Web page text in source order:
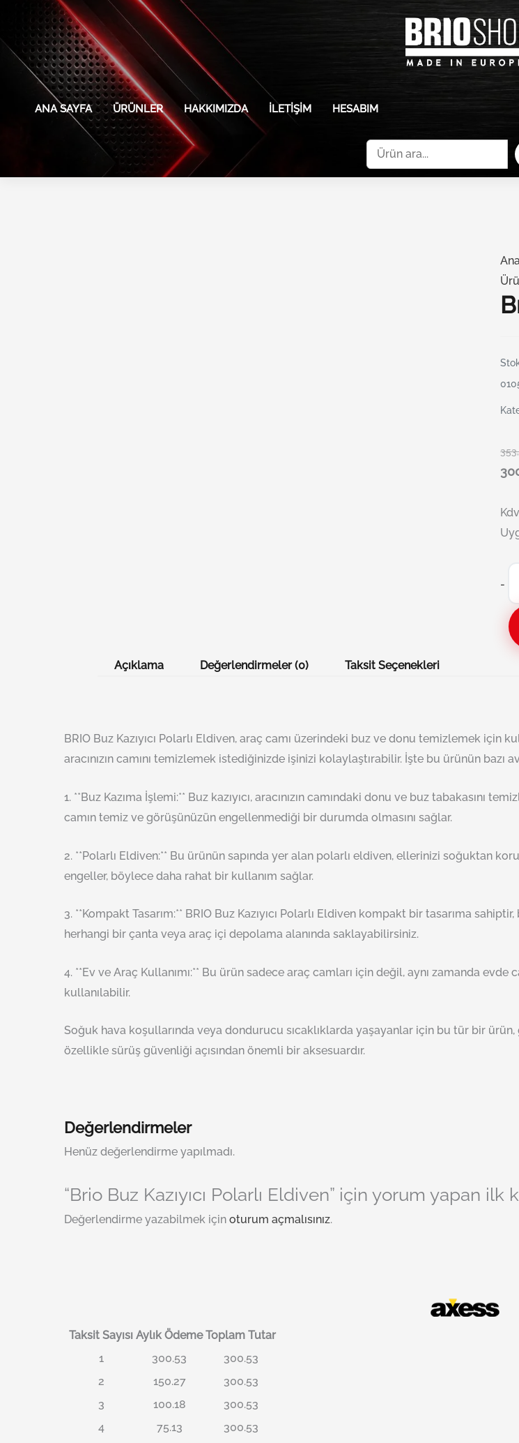
ANA SAYFA ÜRÜNLER HAKKIMIZDA İLETIŞIM HESABIM
Ara
-
Açıklama Değerlendirmeler (0) Taksit Seçenekleri
BRIO Buz Kazıyıcı Polarlı Eldiven, araç camı üzerindeki buz ve donu temizlemek
aracınızın camını temizlemek istediğinizde işinizi kolaylaştırabilir. İşte bu ürünün bazı
1. **Buz Kazıma İşlemi:** Buz kazıyıcı, aracınızın camındaki donu ve buz tabakasını
camın temiz ve görüşünüzün engellenmediği bir durumda olmasını sağlar.
2. **Polarlı Eldiven:** Bu ürünün sapında yer alan polarlı eldiven, ellerinizi soğuktan
engeller, böylece daha rahat bir kullanım sağlar.
3. **Kompakt Tasarım:** BRIO Buz Kazıyıcı Polarlı Eldiven kompakt bir tasarıma
herhangi bir çanta veya araç içi depolama alanında saklayabilirsiniz.
4. **Ev ve Araç Kullanımı:** Bu ürün sadece araç camları için değil, aynı zamanda
kullanılabilir.
Soğuk hava koşullarında veya dondurucu sıcaklıklarda yaşayanlar için bu tür bir
özellikle sürüş güvenliği açısından önemli bir aksesuardır.
Değerlendirmeler
Henüz değerlendirme yapılmadı.
“Brio Buz Kazıyıcı Polarlı Eldiven” için yorum yapan ilk
Değerlendirme yazabilmek için oturum açmalısınız.
Taksit Sayısı Aylık Ödeme Toplam Tutar
1
300.53
300.53
2
150.27
300.53
3
100.18
300.53
4
75.13
300.53